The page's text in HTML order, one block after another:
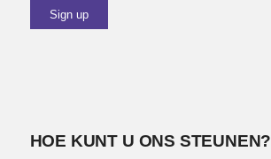
HOE KUNT U ONS STEUNEN?